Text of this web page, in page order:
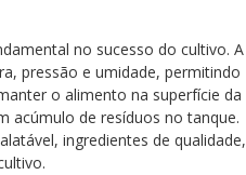
no sucesso do cultivo. A
pressão e umidade, permitindo
o alimento na superfície da
acúmulo de resíduos no tanque.
ingredientes de qualidade,